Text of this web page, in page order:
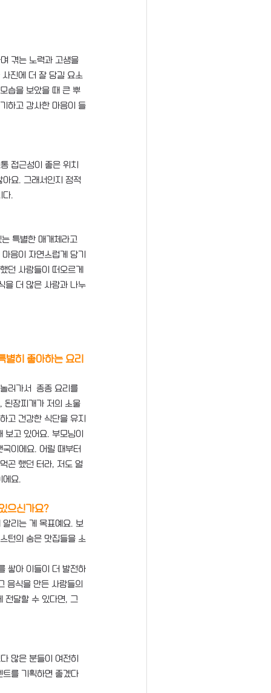
겪는 노력과 고생을
진에 더 잘 담길 요소
습을 보았을 때 큰 뿌
하고 감사한 마음이 들
접근성이 좋은 위치
요. 그래서인지 정적
.
특별한 매개체라고
음이 자연스럽게 담기
던 사람들이 떠오르게
을 더 많은 사람과 나누
별히 좋아하는 요리
러가서  종종 요리를
된장찌개가 저의 소울
고 건강한 식단을 유지
보고 있어요. 부모님이
이에요. 어릴 때부터
곤 했던 터라, 저도 얼
요.
으신가요?
알리는 게 목표예요. 보
턴의 숨은 맛집들을 소
쌓아 이들이 더 발전하
음식을 만든 사람들의
전달할 수 있다면, 그
많은 분들이 여전히
를 기획하면 좋겠다